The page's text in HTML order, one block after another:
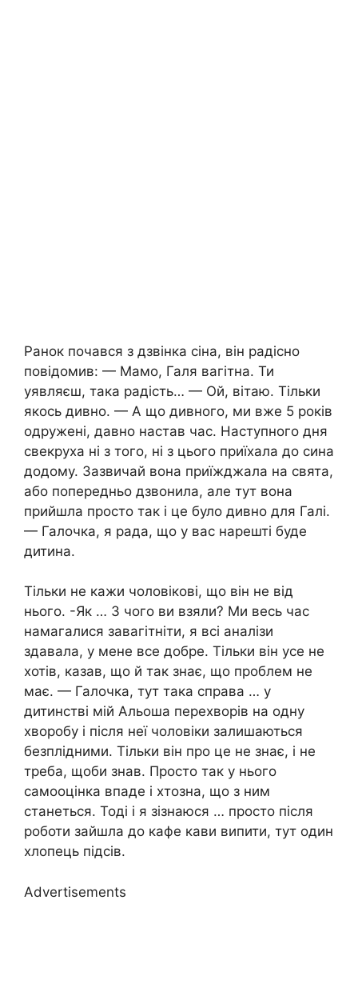
Ранок почався з дзвінка сіна, він радісно
повідомив: — Мамо, Галя вагітна. Ти
уявляєш, така радість… — Ой, вітаю. Тільки
якось дивно. — А що дивного, ми вже 5 років
одружені, давно настав час. Наступного дня
свекруха ні з того, ні з цього приїхала до сина
додому. Зазвичай вона приїжджала на свята,
або попередньо дзвонила, але тут вона
прийшла просто так і це було дивно для Галі.
— Галочка, я рада, що у вас нарешті буде
дитина.
Тільки не кажи чоловікові, що він не від
нього. -Як … З чого ви взяли? Ми весь час
намагалися завагітніти, я всі аналізи
здавала, у мене все добре. Тільки він усе не
хотів, казав, що й так знає, що проблем не
має. — Галочка, тут така справа … у
дитинстві мій Альоша перехворів на одну
хворобу і після неї чоловіки залишаються
безплідними. Тільки він про це не знає, і не
треба, щоби знав. Просто так у нього
самооцінка впаде і хтозна, що з ним
станеться. Тоді і я зізнаюся … просто після
роботи зайшла до кафе кави випити, тут один
хлопець підсів.
Advertisements